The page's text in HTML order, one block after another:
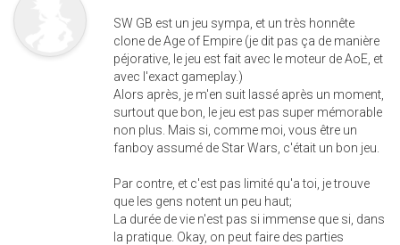
SW GB est un jeu sympa, et un très honnête
clone de Age of Empire (je dit pas ça de manière
péjorative, le jeu est fait avec le moteur de AoE, et
avec l'exact gameplay.)
Alors après, je m'en suit lassé après un moment,
surtout que bon, le jeu est pas super mémorable
non plus. Mais si, comme moi, vous être un
fanboy assumé de Star Wars, c'était un bon jeu.
Par contre, et c'est pas limité qu'a toi, je trouve
que les gens notent un peu haut;
La durée de vie n'est pas si immense que si, dans
la pratique. Okay, on peut faire des parties